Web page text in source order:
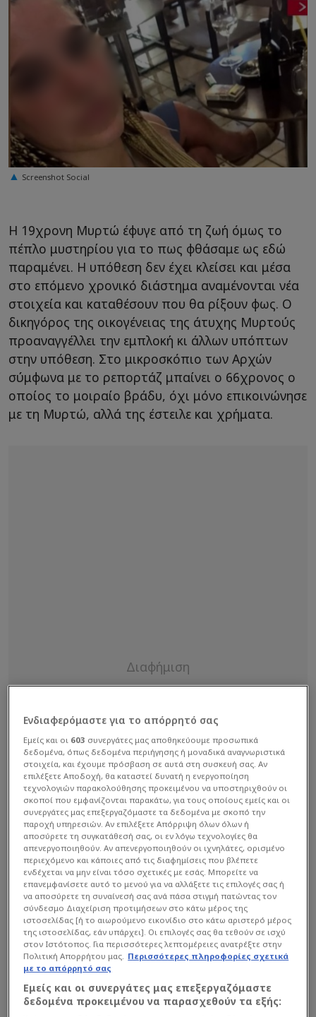
Screenshot Social
Η 19χρονη Μυρτώ έφυγε από τη ζωή όμως το
πέπλο μυστηρίου για το πως φθάσαμε ως εδώ
παραμένει. Η υπόθεση δεν έχει κλείσει και μέσα
στο επόμενο χρονικό διάστημα αναμένονται νέα
στοιχεία και καταθέσουν που θα ρίξουν φως. Ο
δικηγόρος της οικογένειας της άτυχης Μυρτούς
προαναγγέλλει την εμπλοκή κι άλλων υπόπτων
στην υπόθεση. Στο μικροσκόπιο των Αρχών
σύμφωνα με το ρεπορτάζ μπαίνει ο 66χρονος ο
οποίος το μοιραίο βράδυ, όχι μόνο επικοινώνησε
με τη Μυρτώ, αλλά της έστειλε και χρήματα.
Ο δικηγόρος της οικογένειας της 19χρονης, κ.
Παναγής Δρακουλογκώνας, μιλώντας στο
ΕΡΤnews, εμφανίστηκε βέβαιος ότι η κύρια
ανάκριση θα φέρει νέα δεδομένα στο φως. Όπως
ανέφερε, δεν αποκλείεται μέσα στις επόμενες
ημέρες ή εβδομάδες να προκύψουν στοιχεία που
θα οδηγήσουν στην εμπλοκή κι άλλων προσώπων,
Ενδιαφερόμαστε για το απόρρητό σας
Εμείς και οι 603 συνεργάτες μας αποθηκεύουμε προσωπικά
δεδομένα, όπως δεδομένα περιήγησης ή μοναδικά αναγνωριστικά
στοιχεία, και έχουμε πρόσβαση σε αυτά στη συσκευή σας. Αν
επιλέξετε Αποδοχή, θα καταστεί δυνατή η ενεργοποίηση
τεχνολογιών παρακολούθησης προκειμένου να υποστηριχθούν οι
σκοποί που εμφανίζονται παρακάτω, για τους οποίους εμείς και οι
συνεργάτες μας επεξεργαζόμαστε τα δεδομένα με σκοπό την
παροχή υπηρεσιών. Αν επιλέξετε Απόρριψη όλων όλων ή
αποσύρετε τη συγκατάθεσή σας, οι εν λόγω τεχνολογίες θα
απενεργοποιηθούν. Αν απενεργοποιηθούν οι ιχνηλάτες, ορισμένο
περιεχόμενο και κάποιες από τις διαφημίσεις που βλέπετε
ενδέχεται να μην είναι τόσο σχετικές με εσάς. Μπορείτε να
επανεμφανίσετε αυτό το μενού για να αλλάξετε τις επιλογές σας ή
να αποσύρετε τη συναίνεσή σας ανά πάσα στιγμή πατώντας τον
σύνδεσμο Διαχείριση προτιμήσεων στο κάτω μέρος της
ιστοσελίδας [ή το αιωρούμενο εικονίδιο στο κάτω αριστερό μέρος
της ιστοσελίδας, εάν υπάρχει]. Οι επιλογές σας θα τεθούν σε ισχύ
στον Ιστότοπος. Για περισσότερες λεπτομέρειες ανατρέξτε στην
Πολιτική Απορρήτου μας. Περισσότερες πληροφορίες σχετικά
με το απόρρητό σας
Εμείς και οι συνεργάτες μας επεξεργαζόμαστε
δεδομένα προκειμένου να παρασχεθούν τα εξής: